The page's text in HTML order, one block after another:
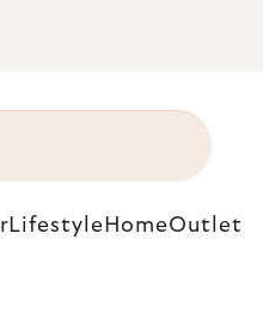
Lifestyle HomeOutlet